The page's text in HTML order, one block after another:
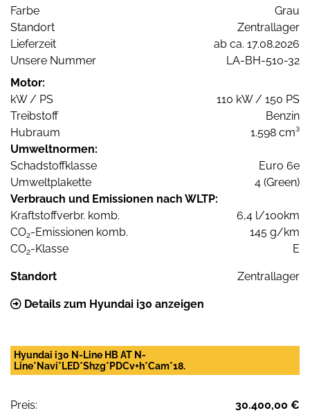
Farbe
Grau
Standort
Zentrallager
Lieferzeit
ab ca. 17.08.2026
Unsere Nummer
LA-BH-510-32
Motor:
kW / PS
110 kW / 150 PS
Treibstoff
Benzin
Hubraum
1.598 cm³
Umweltnormen:
Schadstoffklasse
Euro 6e
Umweltplakette
4 (Green)
Verbrauch und Emissionen nach WLTP:
Kraftstoffverbr. komb.
6,4 l/100km
CO2-Emissionen komb.
145 g/km
CO2-Klasse E
Standort Zentrallager
Details zum Hyundai i30 anzeigen
Hyundai i30 N-Line HB AT N-
Line*Navi*LED*Shzg*PDCv+h*Cam*18.
Preis:
30.400,00 €